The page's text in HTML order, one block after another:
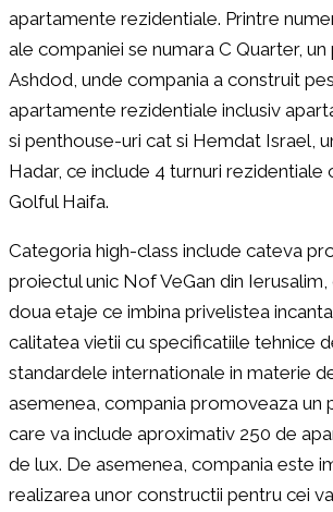
apartamente rezidentiale. Printre
ale companiei se numara C Quarter,
Ashdod, unde compania a construit
apartamente rezidentiale inclusiv
si penthouse-uri cat si Hemdat Israel,
Hadar, ce include 4 turnuri rezidentiale
Golful Haifa.
Categoria high-class include cateva
proiectul unic Nof VeGan din Ierusalim,
doua etaje ce imbina privelistea
calitatea vietii cu specificatiile tehnice
standardele internationale in materie
asemenea, compania promoveaza un
care va include aproximativ 250 de
de lux. De asemenea, compania este
realizarea unor constructii pentru cei